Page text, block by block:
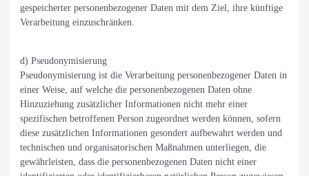
gespeicherter personenbezogener Daten mit dem Ziel, ihre künftige
Verarbeitung einzuschränken.
d) Pseudonymisierung
Pseudonymisierung ist die Verarbeitung personenbezogener Daten in
einer Weise, auf welche die personenbezogenen Daten ohne
Hinzuziehung zusätzlicher Informationen nicht mehr einer
spezifischen betroffenen Person zugeordnet werden können, sofern
diese zusätzlichen Informationen gesondert aufbewahrt werden und
technischen und organisatorischen Maßnahmen unterliegen, die
gewährleisten, dass die personenbezogenen Daten nicht einer